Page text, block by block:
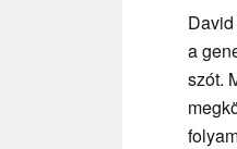
a
szót.